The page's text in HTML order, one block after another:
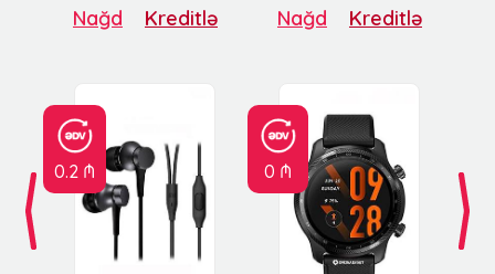
Nağd Kreditlə Nağd Kreditlə
0.2 ₼ 0 ₼